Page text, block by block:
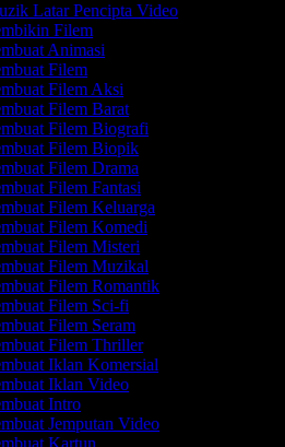
Latar Pencipta Video
Filem
Animasi
Filem
Filem Aksi
Filem Barat
Filem Biografi
Filem Biopik
Filem Drama
Filem Fantasi
Filem Keluarga
Filem Komedi
Filem Misteri
Filem Muzikal
Filem Romantik
Filem Sci-fi
Filem Seram
Filem Thriller
Iklan Komersial
Iklan Video
Intro
Jemputan Video